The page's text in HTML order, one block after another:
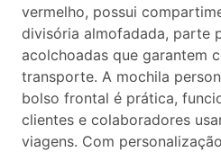
vermelho, possui
divisória almofadada, parte
acolchoadas que garantem
transporte. A mochila
bolso frontal é prática,
clientes e colaboradores
viagens. Com